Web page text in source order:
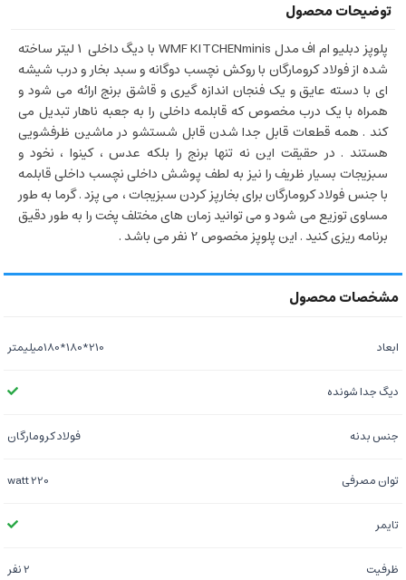
پلوپز دبلیو ام اف مدل WMF KITCHENminis با دیگ داخلی
1 لیتر ساخته
شده از فولاد کرومارگان با روکش نچسب دوگانه و سبد بخار و درب شیشه
ای با دسته عایق و یک فنجان اندازه گیری و قاشق برنج ارائه می شود و
همراه با یک درب مخصوص که قابلمه داخلی را به جعبه ناهار تبدیل می
کند . همه قطعات قابل جدا شدن قابل شستشو در ماشین ظرفشویی
هستند . در حقیقت این نه تنها برنج را بلکه عدس ، کینوا ، نخود و
سبزیجات بسیار ظریف را نیز به لطف پوشش داخلی نچسب داخلی قابلمه
با جنس فولاد کرومارگان برای بخارپز کردن سبزیجات ، می پزد . گرما به طور
مساوی توزیع می شود و می توانید زمان های مختلف پخت را به طور دقیق
برنامه ریزی کنید . این پلوپز مخصوص 2 نفر می باشد .
ابعاد 210*180*180میلیمتر
دیگ جدا شونده
جنس بدنه فولاد کرومارگان
توان مصرفی 220 watt
تایمر
ظرفیت 2 نفر